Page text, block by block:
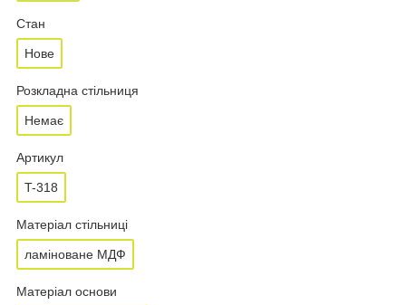
Стан
Нове
Розкладна стільниця
Немає
Артикул
T-318
Матеріал стільниці
ламіноване МДФ
Матеріал основи